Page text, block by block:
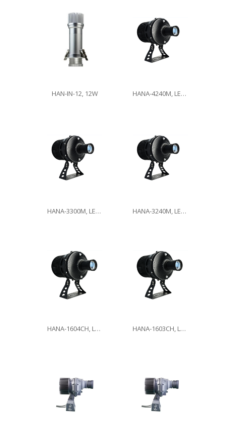
HAN-IN-12, 12W HANA-4240M, LED240W
HANA-3300M, LED300W HANA-3240M, LED240W
HANA-1604CH, LED160W HANA-1603CH, LED160W